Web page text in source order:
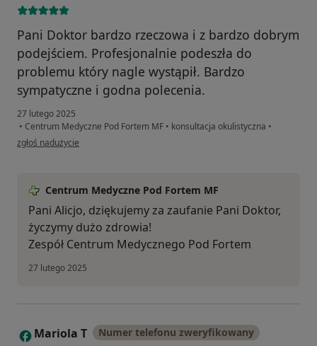
Pani Doktor bardzo rzeczowa i z bardzo dobrym
podejściem. Profesjonalnie podeszła do
problemu który nagle wystąpił. Bardzo
sympatyczne i godna polecenia.
27 lutego 2025
• Centrum Medyczne Pod Fortem MF • konsultacja okulistyczna •
w opinii użytkownika Konto zostało usunięte
zgłoś nadużycie
Centrum Medyczne Pod Fortem MF
Pani Alicjo, dziękujemy za zaufanie Pani Doktor,
życzymy dużo zdrowia!
Zespół Centrum Medycznego Pod Fortem
27 lutego 2025
M Mariola T Numer telefonu zweryfikowany